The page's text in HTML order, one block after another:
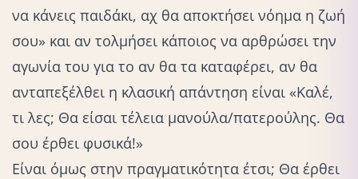
να κάνεις παιδάκι, αχ θα αποκτήσει νόημα η ζωή
σου» και αν τολμήσει κάποιος να αρθρώσει την
αγωνία του για το αν θα τα καταφέρει, αν θα
ανταπεξέλθει η κλασική απάντηση είναι «Καλέ,
τι λες; Θα είσαι τέλεια μανούλα/πατερούλης. Θα
σου έρθει φυσικά!»
Είναι όμως στην πραγματικότητα έτσι; Θα έρθει